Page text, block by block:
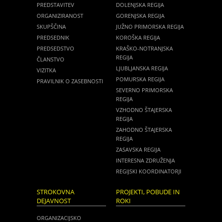
PREDSTAVITEV
ORGANIZIRANOST
SKUPŠČINA
PREDSEDNIK
PREDSEDSTVO
ČLANSTVO
VIZITKA
PRAVILNIK O ZASEBNOSTI
DOLENJSKA REGIJA
GORENJSKA REGIJA
JUŽNO PRIMORSKA REGIJA
KOROŠKA REGIJA
KRAŠKO-NOTRANJSKA
REGIJA
LJUBLJANSKA REGIJA
POMURSKA REGIJA
SEVERNO PRIMORSKA
REGIJA
VZHODNO ŠTAJERSKA
REGIJA
ZAHODNO ŠTAJERSKA
REGIJA
ZASAVSKA REGIJA
INTERESNA ZDRUŽENJA
REGIJSKI KOORDINATORJI
STROKOVNA
DEJAVNOST
ORGANIZACIJSKO
PROJEKTI, POBUDE IN
ROKI